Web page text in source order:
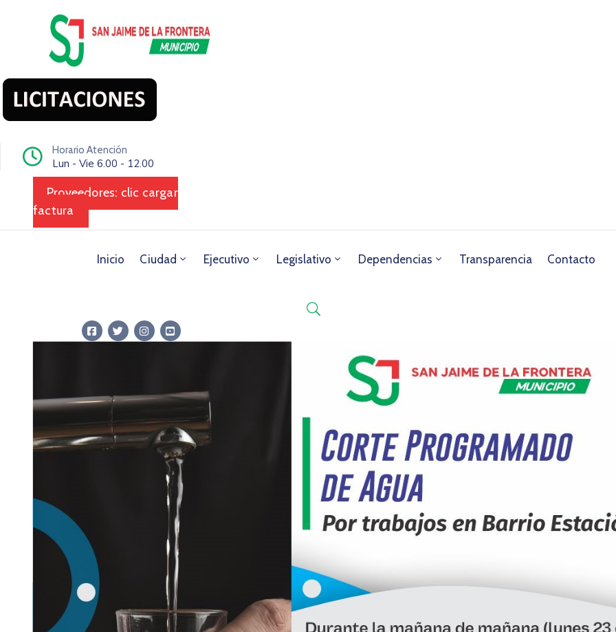
Horario Atención
Lun - Vie 6.00 - 12.00
Proveedores: clic cargar
factura
Inicio Ciudad Ejecutivo Legislativo Dependencias Transparencia Contacto